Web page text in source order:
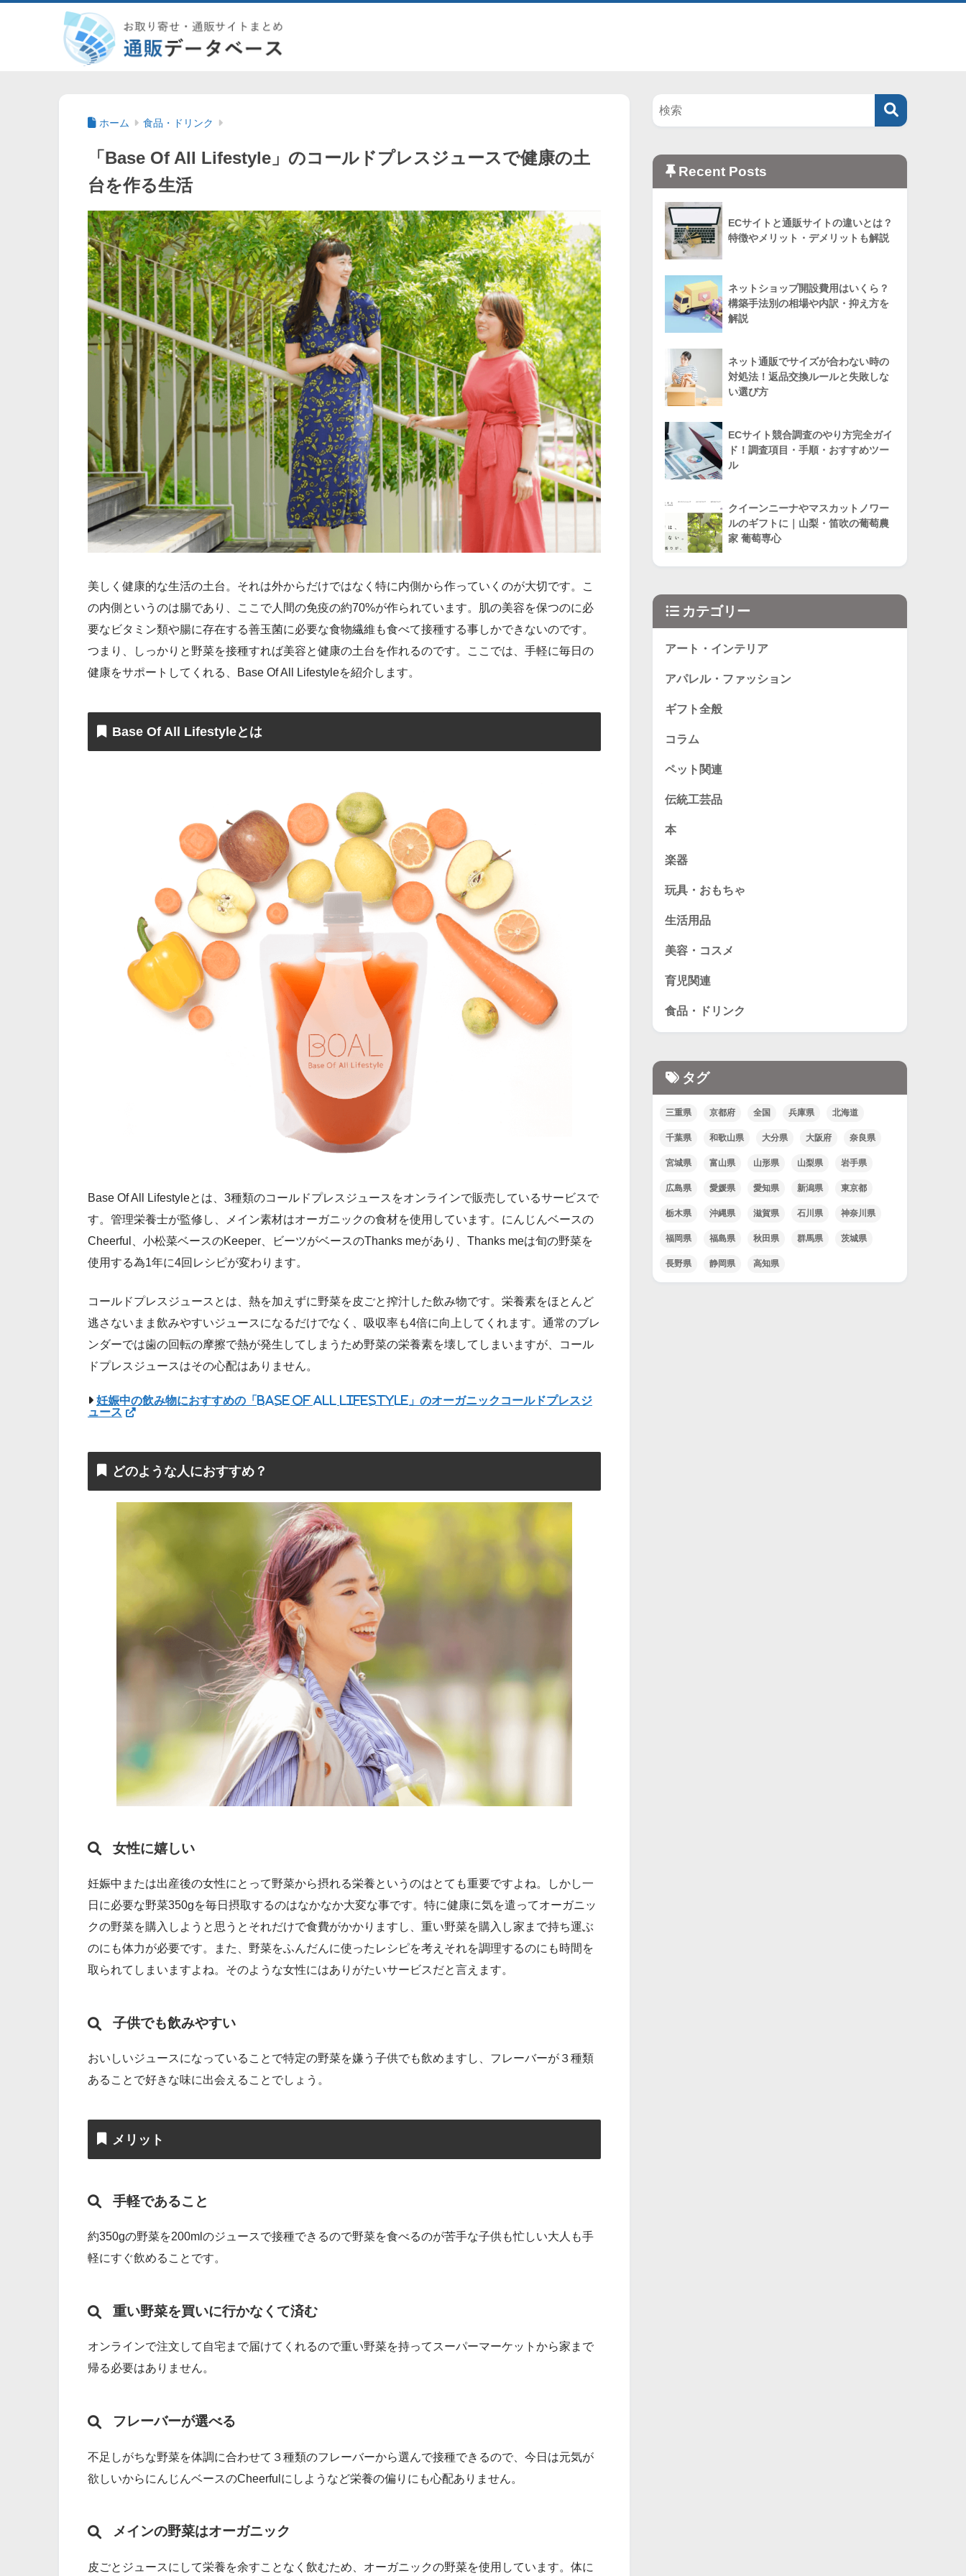
ホーム 食品・ドリンク
「Base Of All Lifestyle」のコールドプレスジュースで健康の土
台を作る生活
美しく健康的な生活の土台。それは外からだけではなく特に内側から作っていくのが大切です。こ
の内側というのは腸であり、ここで人間の免疫の約70%が作られています。肌の美容を保つのに必
要なビタミン類や腸に存在する善玉菌に必要な食物繊維も食べて接種する事しかできないのです。
つまり、しっかりと野菜を接種すれば美容と健康の土台を作れるのです。ここでは、手軽に毎日の
健康をサポートしてくれる、Base Of All Lifestyleを紹介します。
Base Of All Lifestyleとは
Base Of All Lifestyleとは、3種類のコールドプレスジュースをオンラインで販売しているサービスで
す。管理栄養士が監修し、メイン素材はオーガニックの食材を使用しています。にんじんベースの
Cheerful、小松菜ベースのKeeper、ビーツがベースのThanks meがあり、Thanks meは旬の野菜を
使用する為1年に4回レシピが変わります。
コールドプレスジュースとは、熱を加えずに野菜を皮ごと搾汁した飲み物です。栄養素をほとんど
逃さないまま飲みやすいジュースになるだけでなく、吸収率も4倍に向上してくれます。通常のブレ
ンダーでは歯の回転の摩擦で熱が発生してしまうため野菜の栄養素を壊してしまいますが、コール
ドプレスジュースはその心配はありません。
妊娠中の飲み物におすすめの「Base Of All Lifestyle」のオーガニックコールドプレスジ
ュース
どのような人におすすめ？
女性に嬉しい
妊娠中または出産後の女性にとって野菜から摂れる栄養というのはとても重要ですよね。しかし一
日に必要な野菜350gを毎日摂取するのはなかなか大変な事です。特に健康に気を遣ってオーガニッ
クの野菜を購入しようと思うとそれだけで食費がかかりますし、重い野菜を購入し家まで持ち運ぶ
のにも体力が必要です。また、野菜をふんだんに使ったレシピを考えそれを調理するのにも時間を
取られてしまいますよね。そのような女性にはありがたいサービスだと言えます。
子供でも飲みやすい
おいしいジュースになっていることで特定の野菜を嫌う子供でも飲めますし、フレーバーが３種類
あることで好きな味に出会えることでしょう。
メリット
手軽であること
約350gの野菜を200mlのジュースで接種できるので野菜を食べるのが苦手な子供も忙しい大人も手
軽にすぐ飲めることです。
重い野菜を買いに行かなくて済む
オンラインで注文して自宅まで届けてくれるので重い野菜を持ってスーパーマーケットから家まで
帰る必要はありません。
フレーバーが選べる
不足しがちな野菜を体調に合わせて３種類のフレーバーから選んで接種できるので、今日は元気が
欲しいからにんじんベースのCheerfulにしようなど栄養の偏りにも心配ありません。
メインの野菜はオーガニック
皮ごとジュースにして栄養を余すことなく飲むため、オーガニックの野菜を使用しています。体に
Recent Posts
ECサイトと通販サイトの違いとは？
特徴やメリット・デメリットも解説
ネットショップ開設費用はいくら？
構築手法別の相場や内訳・抑え方を
解説
ネット通販でサイズが合わない時の
対処法！返品交換ルールと失敗しな
い選び方
ECサイト競合調査のやり方完全ガイ
ド！調査項目・手順・おすすめツー
ル
クイーンニーナやマスカットノワー
ルのギフトに｜山梨・笛吹の葡萄農
家 葡萄専心
カテゴリー
アート・インテリア
アパレル・ファッション
ギフト全般
コラム
ペット関連
伝統工芸品
本
楽器
玩具・おもちゃ
生活用品
美容・コスメ
育児関連
食品・ドリンク
タグ
三重県 京都府 全国 兵庫県 北海道
千葉県 和歌山県 大分県 大阪府 奈良県
宮城県 富山県 山形県 山梨県 岩手県
広島県 愛媛県 愛知県 新潟県 東京都
栃木県 沖縄県 滋賀県 石川県 神奈川県
福岡県 福島県 秋田県 群馬県 茨城県
長野県 静岡県 高知県